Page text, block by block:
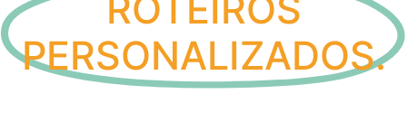
PERSONALIZADOS.